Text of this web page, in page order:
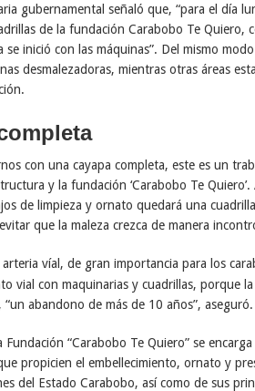
gubernamental señaló que, “para el día
de la fundación Carabobo Te Quiero,
se inició con las máquinas”. Del mismo
desmalezadoras, mientras otras áreas
con una cayapa completa, este es un
y la fundación ‘Carabobo Te
de limpieza y ornato quedará una
que la maleza crezca de manera
víal, de gran importancia para los
vial con maquinarias y cuadrillas, porque
abandono de más de 10 años”, aseguró.
Fundación “Carabobo Te Quiero” se
propicien el embellecimiento, ornato y
del Estado Carabobo, así como de sus